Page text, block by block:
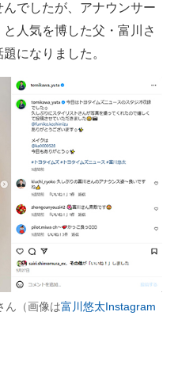
でしたが、アナウンサー
人気を博した父・富川さ
になりました。
ん（画像は富川悠太Instagram